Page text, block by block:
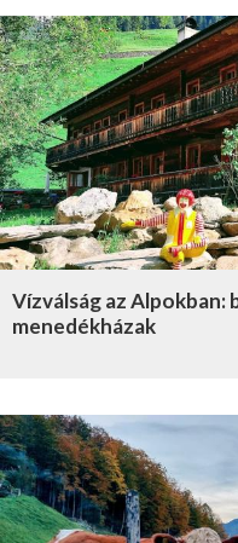
Vízválság az
menedékházak